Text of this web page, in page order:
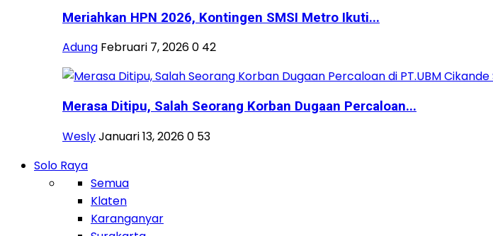
Meriahkan HPN 2026, Kontingen SMSI Metro Ikuti...
Adung Februari 7, 20260 42
Merasa Ditipu, Salah Seorang Korban Dugaan Percaloan...
WeslyJanuari 13, 20260 53
Solo Raya
Semua
Klaten
Karanganyar